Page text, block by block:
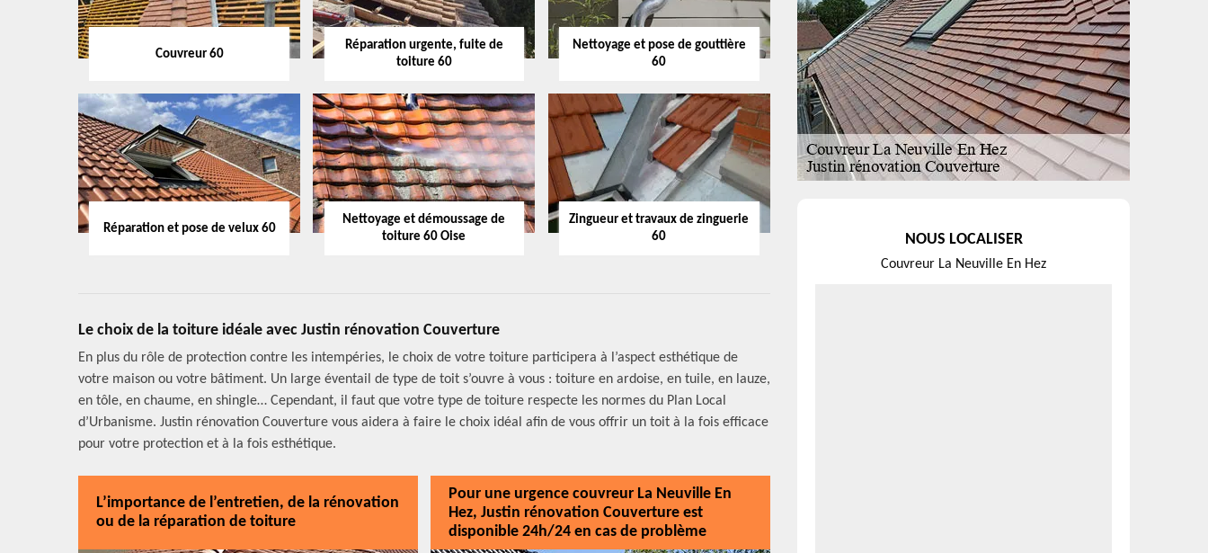
Couvreur 60
Réparation urgente, fuite de
toiture 60
Nettoyage et pose de gouttière
60
Réparation et pose de velux 60
Nettoyage et démoussage de
toiture 60 Oise
Zingueur et travaux de zinguerie
60
Le choix de la toiture idéale avec Justin rénovation Couverture
En plus du rôle de protection contre les intempéries, le choix de votre toiture participera à l’aspect esthétique de
votre maison ou votre bâtiment. Un large éventail de type de toit s’ouvre à vous : toiture en ardoise, en tuile, en lauze,
en tôle, en chaume, en shingle… Cependant, il faut que votre type de toiture respecte les normes du Plan Local
d’Urbanisme. Justin rénovation Couverture vous aidera à faire le choix idéal afin de vous offrir un toit à la fois efficace
pour votre protection et à la fois esthétique.
L’importance de l’entretien, de la rénovation
ou de la réparation de toiture
Pour une urgence couvreur La Neuville En
Hez, Justin rénovation Couverture est
disponible 24h/24 en cas de problème
NOUS LOCALISER
Couvreur La Neuville En Hez